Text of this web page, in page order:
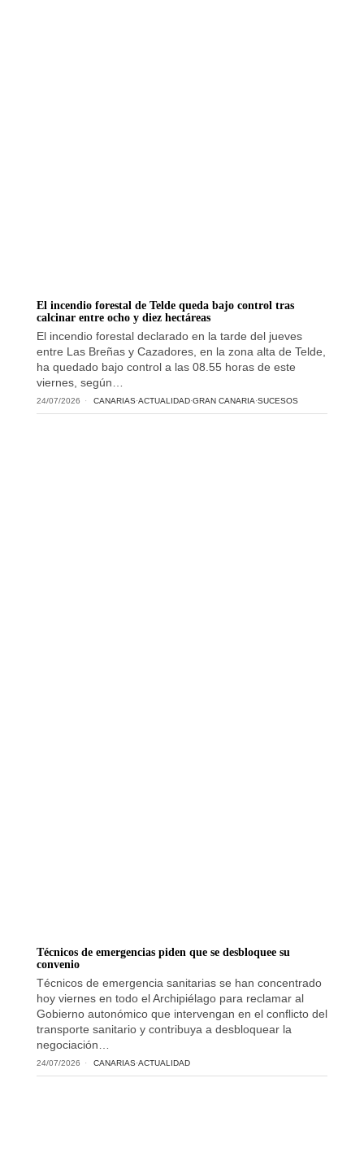
El incendio forestal de Telde queda bajo control tras
calcinar entre ocho y diez hectáreas
El incendio forestal declarado en la tarde del jueves
entre Las Breñas y Cazadores, en la zona alta de Telde,
ha quedado bajo control a las 08.55 horas de este
viernes, según…
24/07/2026 CANARIAS·ACTUALIDAD·GRAN CANARIA·SUCESOS
Técnicos de emergencias piden que se desbloquee su
convenio
Técnicos de emergencia sanitarias se han concentrado
hoy viernes en todo el Archipiélago para reclamar al
Gobierno autonómico que intervengan en el conflicto del
transporte sanitario y contribuya a desbloquear la
negociación…
24/07/2026 CANARIAS·ACTUALIDAD